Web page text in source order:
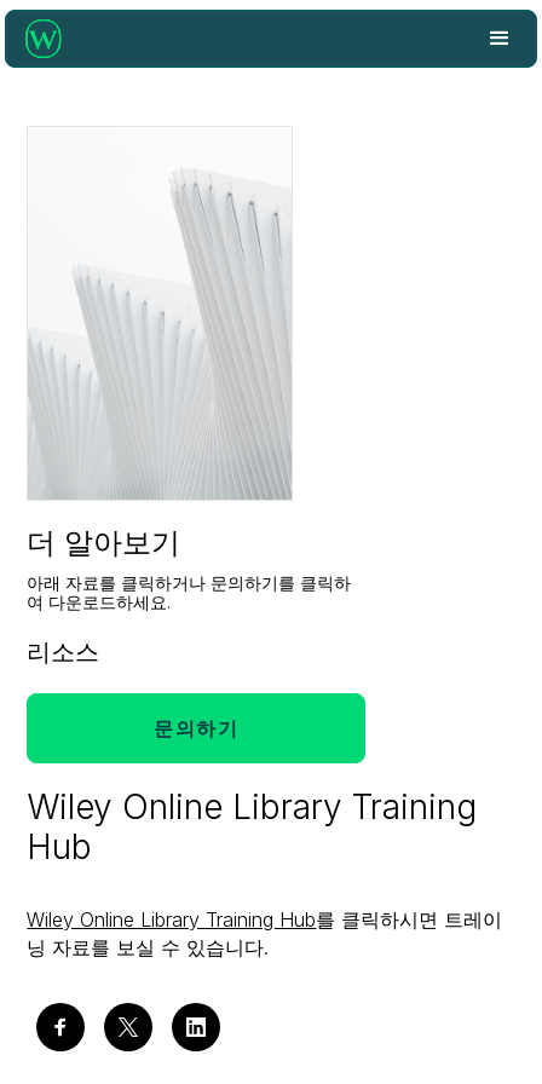
더 알아보기
아래 자료를 클릭하거나 문의하기를 클릭하
여 다운로드하세요.
리소스
문의하기
Wiley Online Library Training
Hub
Wiley Online Library Training Hub를 클릭하시면 트레이
닝 자료를 보실 수 있습니다.